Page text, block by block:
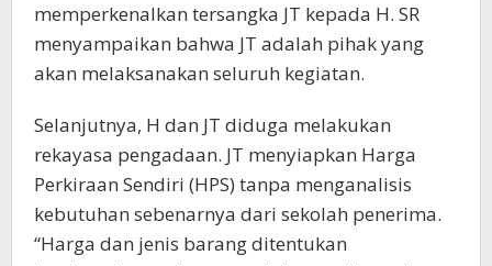
memperkenalkan tersangka JT kepada H. SR
menyampaikan bahwa JT adalah pihak yang
akan melaksanakan seluruh kegiatan.
Selanjutnya, H dan JT diduga melakukan
rekayasa pengadaan. JT menyiapkan Harga
Perkiraan Sendiri (HPS) tanpa menganalisis
kebutuhan sebenarnya dari sekolah penerima.
“Harga dan jenis barang ditentukan